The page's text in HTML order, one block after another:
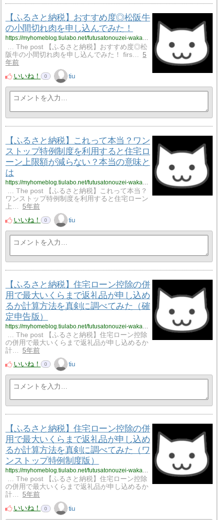
【ふるさと納税】おすすめ度◎松阪牛
の小間切れ肉を申し込んでみた！
https://myhomeblog.tiulabo.net/futusatonouzei-wakarinikui-2-2-2-2/
… The post 【ふるさと納税】おすすめ度◎松
阪牛の小間切れ肉を申し込んでみた！ firs…
5
年前
いいね！
0 tiu
【ふるさと納税】これって本当？ワン
ストップ特例制度を利用すると住宅ロ
ーン上限額が減らない？本当の意味と
は
… The post 【ふるさと納税】これって本当？
ワンストップ特例制度を利用すると住宅ローン
上…
5年前
いいね！
0 tiu
【ふるさと納税】住宅ローン控除の併
用で最大いくらまで返礼品が申し込め
るか計算方法を真剣に調べてみた（確
定申告版）
https://myhomeblog.tiulabo.net/futusatonouzei-wakarinikui-2-2/
… The post 【ふるさと納税】住宅ローン控除
の併用で最大いくらまで返礼品が申し込めるか
計…
5年前
いいね！
0 tiu
【ふるさと納税】住宅ローン控除の併
用で最大いくらまで返礼品が申し込め
るか計算方法を真剣に調べてみた（ワ
ンストップ特例制度版）
https://myhomeblog.tiulabo.net/futusatonouzei-wakarinikui-2/
… The post 【ふるさと納税】住宅ローン控除
の併用で最大いくらまで返礼品が申し込めるか
計…
5年前
いいね！
0 tiu